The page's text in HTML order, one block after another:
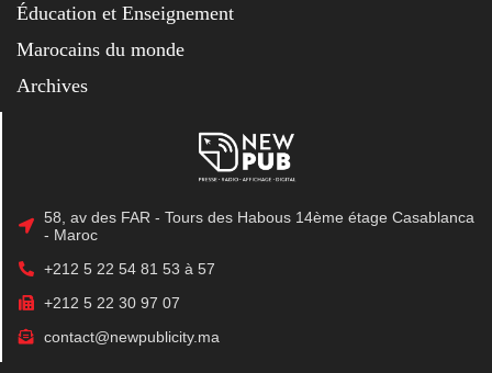
Éducation et Enseignement
Marocains du monde
Archives
58, av des FAR - Tours des Habous 14ème étage Casablanca
- Maroc
+212 5 22 54 81 53 à 57
+212 5 22 30 97 07
contact@newpublicity.ma